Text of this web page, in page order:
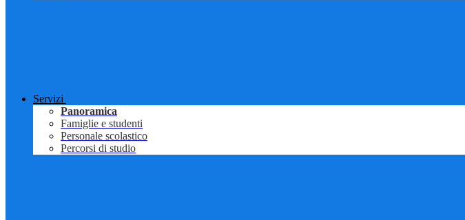
Servizi
Panoramica
Famiglie e studenti
Personale scolastico
Percorsi di studio